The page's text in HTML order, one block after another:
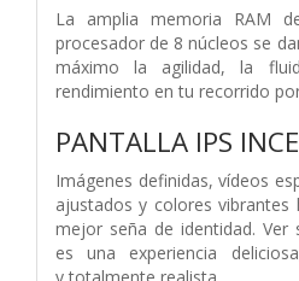
La amplia memoria RAM
procesador de 8 núcleos se
máximo la agilidad,la
rendimiento entu recorrido
PANTALLA IPS
Imágenes definidas, vídeos
ajustados y colores
mejor seña de identidad. Ver
es una experiencia
ytotalmente realista.